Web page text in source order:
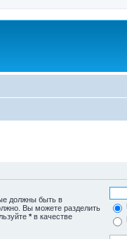
должны быть в
Вы можете разделить
* в качестве